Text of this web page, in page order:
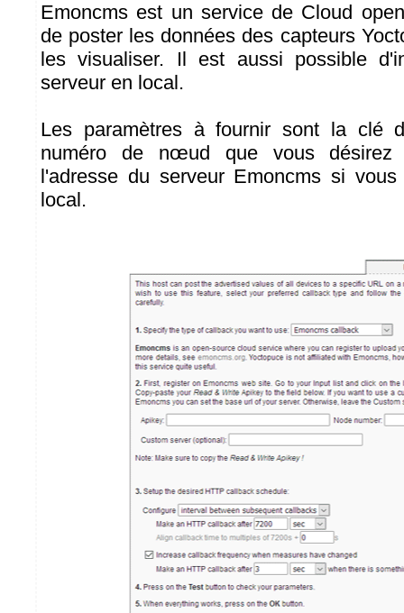
Emoncms est un service de Cloud
de poster les données des capteurs
les visualiser. Il est aussi possible
serveur en local.
Les paramètres à fournir sont la clé
numéro de nœud que vous désirez
l'adresse du serveur Emoncms si
local.